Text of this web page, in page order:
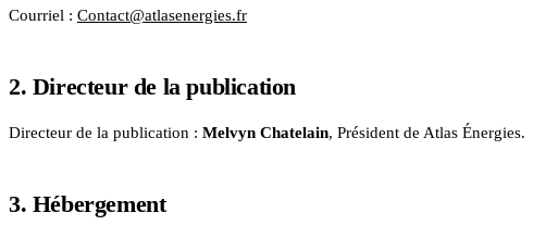
Courriel : Contact@atlasenergies.fr
2. Directeur de la publication
Directeur de la publication : Melvyn Chatelain, Président de Atlas Énergies.
3. Hébergement